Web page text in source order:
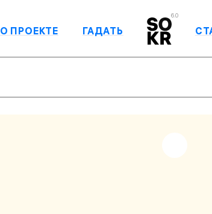
6.0
О ПРОЕКТЕ ГАДАТЬ